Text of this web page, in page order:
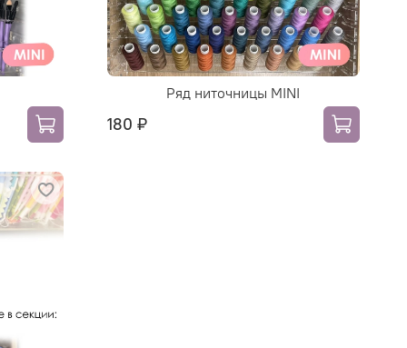
Ряд ниточницы MINI
180 ₽